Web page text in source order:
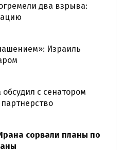
два взрыва:
Израиль
с сенатором
сорвали планы по